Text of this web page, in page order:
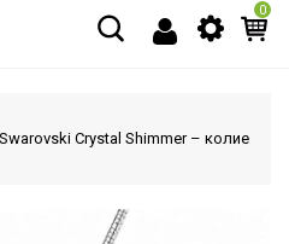
0
Crystal Shimmer – колие